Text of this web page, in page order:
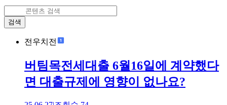
검색
전우치전
버팀목전세대출 6월16일에 계약했다
면 대출규제에 영향이 없나요?